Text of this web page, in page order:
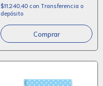
$11.240,40 con Transferencia o
depósito
Comprar